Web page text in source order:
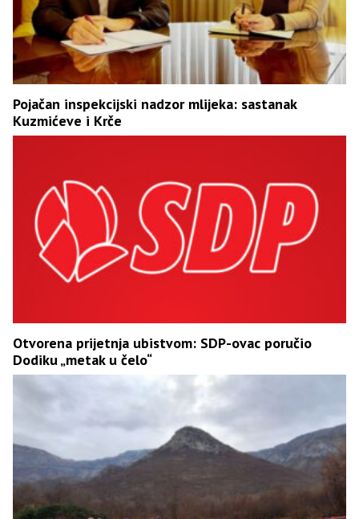
Pojačan inspekcijski nadzor mlijeka: sastanak
Kuzmićeve i Krče
Otvorena prijetnja ubistvom: SDP-ovac poručio
Dodiku „metak u čelo“